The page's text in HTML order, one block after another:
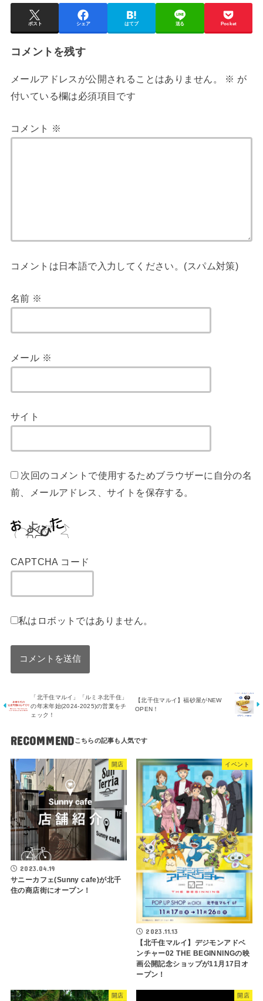
ポスト シェア はてブ 送る Pocket
コメントを残す
メールアドレスが公開されることはありません。 ※ が
付いている欄は必須項目です
コメント ※
コメントは日本語で入力してください。(スパム対策)
名前 ※
メール ※
サイト
次回のコメントで使用するためブラウザーに自分の名
前、メールアドレス、サイトを保存する。
CAPTCHA コード
私はロボットではありません。
「北千住マルイ」「ルミネ北千住」
の年末年始(2024-2025)の営業をチ
ェック！
【北千住マルイ】福砂屋がNEW
OPEN！
RECOMMEND
開店
2023.04.19
サニーカフェ(Sunny cafe)が北千
住の商店街にオープン！
イベント
2023.11.13
【北千住マルイ】デジモンアドベ
ンチャー02 THE BEGINNINGの映
画公開記念ショップが11月17日オ
ープン！
開店 開店